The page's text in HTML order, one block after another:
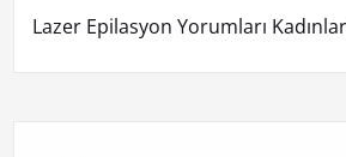
Lazer Epilasyon Yorumları